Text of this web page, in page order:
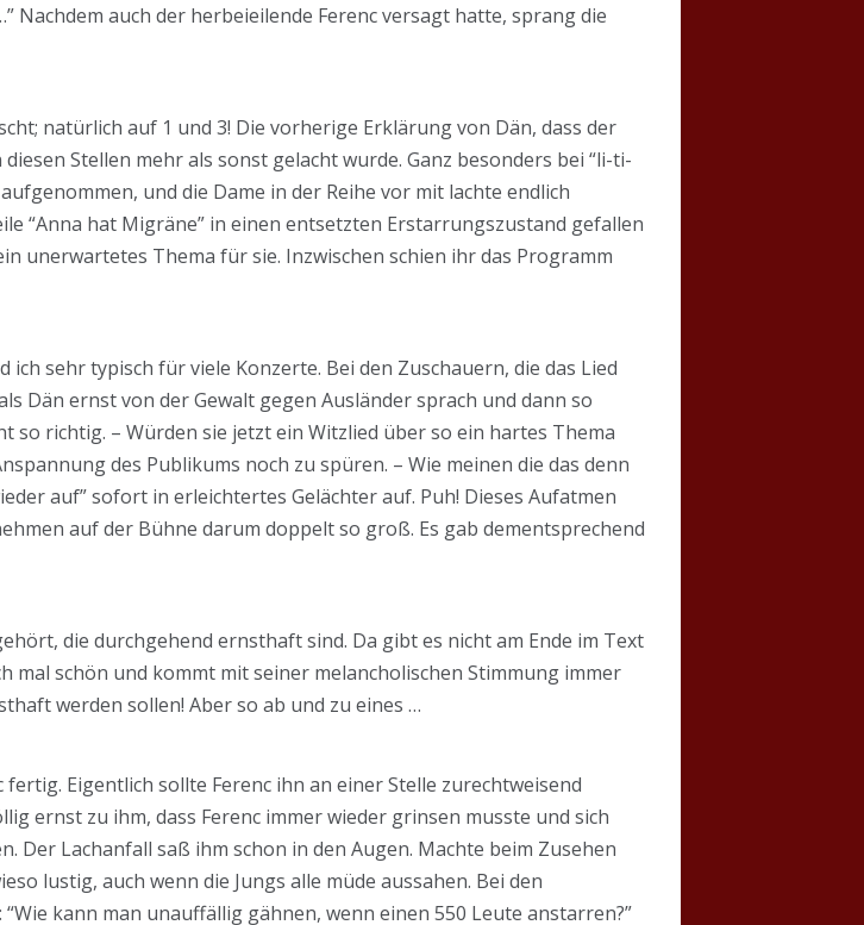
Nachdem auch der herbeieilende Ferenc versagt hatte, sprang die
natürlich auf 1 und 3! Die vorherige Erklärung von Dän, dass der
Stellen mehr als sonst gelacht wurde. Ganz besonders bei “li-ti-
und die Dame in der Reihe vor mit lachte endlich
“Anna hat Migräne” in einen entsetzten Erstarrungszustand gefallen
unerwartetes Thema für sie. Inzwischen schien ihr das Programm
ich sehr typisch für viele Konzerte. Bei den Zuschauern, die das Lied
Dän ernst von der Gewalt gegen Ausländer sprach und dann so
so richtig. – Würden sie jetzt ein Witzlied über so ein hartes Thema
des Publikums noch zu spüren. – Wie meinen die das denn
auf” sofort in erleichtertes Gelächter auf. Puh! Dieses Aufatmen
auf der Bühne darum doppelt so groß. Es gab dementsprechend
die durchgehend ernsthaft sind. Da gibt es nicht am Ende im Text
mal schön und kommt mit seiner melancholischen Stimmung immer
werden sollen! Aber so ab und zu eines …
Eigentlich sollte Ferenc ihn an einer Stelle zurechtweisend
ernst zu ihm, dass Ferenc immer wieder grinsen musste und sich
Lachanfall saß ihm schon in den Augen. Machte beim Zusehen
lustig, auch wenn die Jungs alle müde aussahen. Bei den
kann man unauffällig gähnen, wenn einen 550 Leute anstarren?”